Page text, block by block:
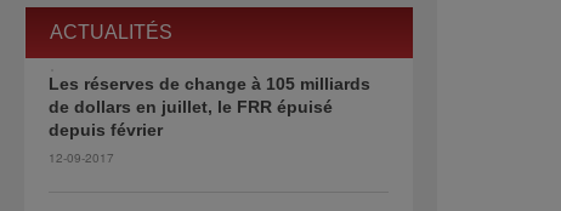
ACTUALITÉS
Les réserves de change à 105 milliards
de dollars en juillet, le FRR épuisé
depuis février
12-09-2017